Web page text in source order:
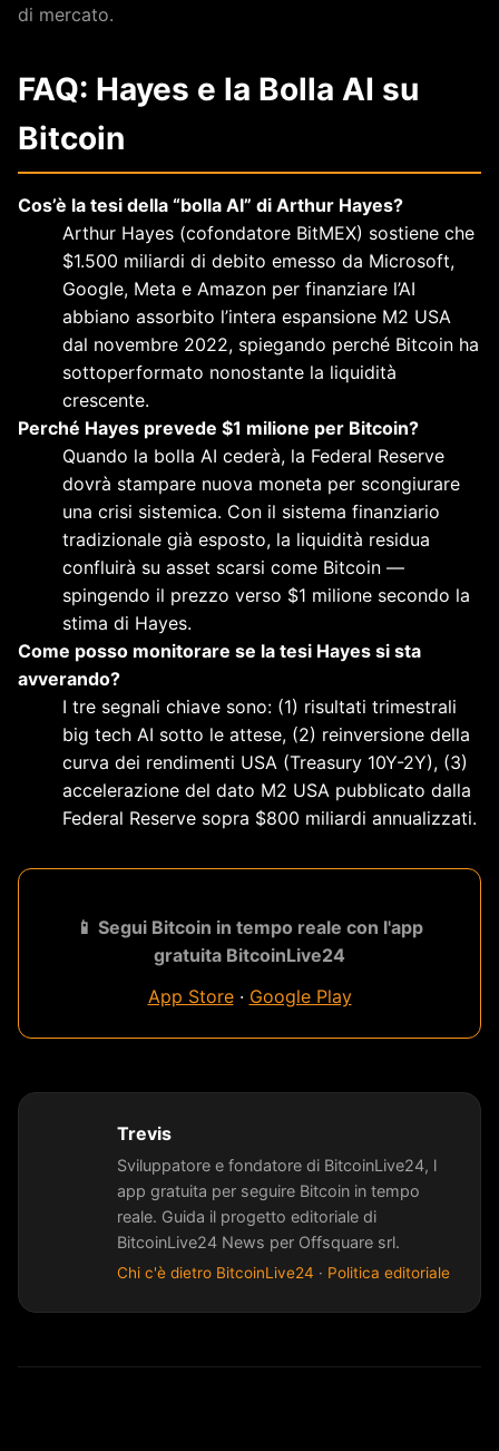
di mercato.
FAQ: Hayes e la Bolla AI su
Bitcoin
Cos’è la tesi della “bolla AI” di Arthur Hayes?
Arthur Hayes (cofondatore BitMEX) sostiene che
$1.500 miliardi di debito emesso da Microsoft,
Google, Meta e Amazon per finanziare l’AI
abbiano assorbito l’intera espansione M2 USA
dal novembre 2022, spiegando perché Bitcoin ha
sottoperformato nonostante la liquidità
crescente.
Perché Hayes prevede $1 milione per Bitcoin?
Quando la bolla AI cederà, la Federal Reserve
dovrà stampare nuova moneta per scongiurare
una crisi sistemica. Con il sistema finanziario
tradizionale già esposto, la liquidità residua
confluirà su asset scarsi come Bitcoin —
spingendo il prezzo verso $1 milione secondo la
stima di Hayes.
Come posso monitorare se la tesi Hayes si sta
avverando?
I tre segnali chiave sono: (1) risultati trimestrali
big tech AI sotto le attese, (2) reinversione della
curva dei rendimenti USA (Treasury 10Y-2Y), (3)
accelerazione del dato M2 USA pubblicato dalla
Federal Reserve sopra $800 miliardi annualizzati.
📱 Segui Bitcoin in tempo reale con l'app
gratuita BitcoinLive24
App Store· Google Play
Trevis
Sviluppatore e fondatore di BitcoinLive24, l
app gratuita per seguire Bitcoin in tempo
reale. Guida il progetto editoriale di
BitcoinLive24 News per Offsquare srl.
Chi c'è dietro BitcoinLive24 · Politica editoriale